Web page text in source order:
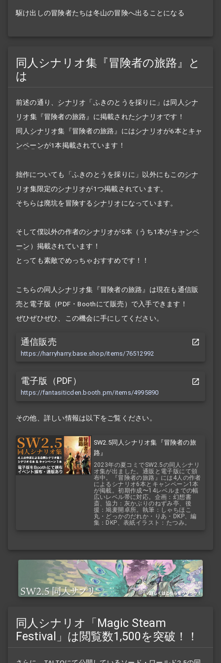
駆け出しの冒険者たちは冬山の冒険へ出ることになる
同人シナリオ集『冒険者の旅路』と
は
前述の通り、 シナリオ 「ふきのとうを採りに」は同人シナ
リオ集『冒険者の旅路』に掲載されたシナリオです！
同人 シナリオ集『冒険者の旅路』にはシナリオが6本と キャ
ンペーンが1本掲載されています！
拙作についても「ふきのとうを採りに」以外にもこのシナ
リオ集限定のシナリオが1つ掲載されています。
そちらは廃坑を冒険する シナリオになっています。
そして僕以外の作者のシナリオが5本（うち1本がキャンペ
ーン ）掲載されています！
とっても素敵でめっちゃおすすめです！！
こちらの同人 シナリオ集『冒険者の旅路』は現在も通信販
売と電子版（PDF・Boothにて販売）で入手できます！
ぜひぜひぜひ、この機会に手にしてください。
通信販売
https://harryharry.base.shop/items/76512992
電子版（PDF）
https://fantasiticden.booth.pm/items/4995890
その他、詳しい情報は以下をご覧ください。
SW2.5同人シナリオ集『冒険者の旅
路』
2023年の夏コミでSW2.5の同人シナリ
オ集が出ました。通販と電子版にて頒
布中。『冒険者の旅路』には4人の作者
によるシナリオ6本とキャンペーン1本
が掲載。初期作成〜14レベルまでの幅
広いレベル帯に対応。企画：幻想書
斎、協力：灰かぶりのねずみ亭、後
援：鳩麦開卓所。執筆：しゃちほこ
丸・どっかのだれか・りあ・DKP、編
集：DKP、表紙イラスト：たつみ。
同人シナリオ「Magic Steam
Festival」は閲覧数1,500を突破！！